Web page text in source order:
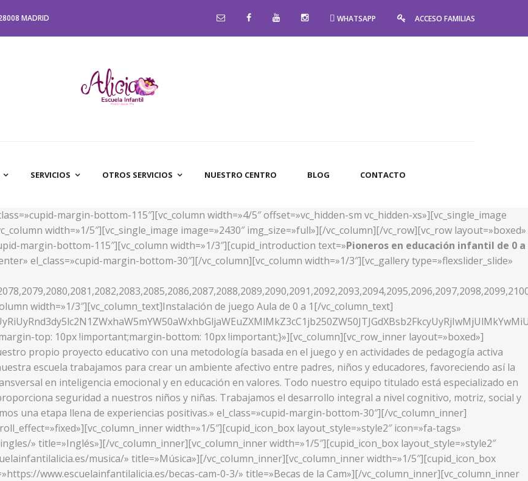
MADRID WHATSAPP ACCESO FAMILIAS
SERVICIOS OTROS SERVICIOS NUESTRO CENTRO BLOG CONTACTO
margin-bottom-115″][vc_column width=»4/5″ offset=»vc_hidden-sm vc_hidden-xs»][vc_single_image
width=»1/5″][vc_single_image image=»2430″ img_size=»full»][/vc_column][/vc_row][vc_row layout=»boxed»
margin-bottom-115″][vc_column width=»1/3″][cupid_introduction text=»Pioneros en educación infantil de 0 a
el_class=»cupid-margin-bottom-30″][/vc_column][vc_column width=»1/3″][vc_gallery type=»flexslider_slide»
width=»1/3″][vc_column_text]Instalación de juego Aula de 0 a 1[/vc_column_text]
top: 10px !important;margin-bottom: 10px !important;}»][vc_column][vc_row_inner layout=»boxed»]
propio proyecto educativo con una metodología basada en el juego y en actividades de pedagogía activa
escuela trabajamos para crear un ambiente afectivo entre padres, niños y educadores, favoreciendo así la
en inteligencia emocional y en educación en valores. Todo nuestro equipo titulado está especializado en
seguridad a nuestros niños y niñas. Trabajamos el desarrollo integral a nivel cognitivo, motriz, social y
una etapa llena de experiencias positivas.» el_class=»cupid-margin-bottom-30″][/vc_column_inner]
width=»1/5″][cupid_icon_box layout_style=»style2″ icon=»fa-tags»
» title=»Inglés»][/vc_column_inner][vc_column_inner width=»1/5″][cupid_icon_box layout_style=»style2″
musica/» title=»Música»][/vc_column_inner][vc_column_inner width=»1/5″][cupid_icon_box
www.escuelainfantilalicia.es/becas-cam-0-3/» title=»Becas de la Cam»][/vc_column_inner][vc_column_inner